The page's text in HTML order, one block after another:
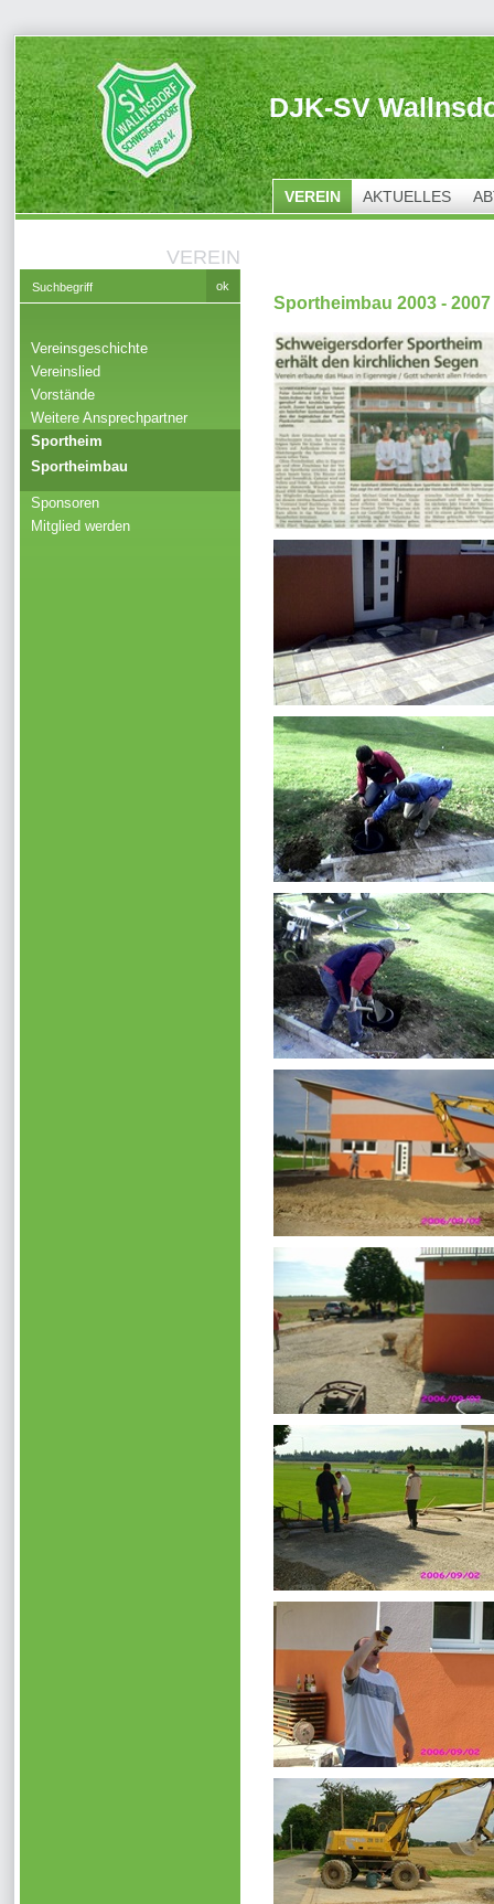
DJK-SV
VEREIN AKTUELLES
VEREIN
Vereinsgeschichte
Vereinslied
Vorstände
Weitere Ansprechpartner
Sportheim
Sportheimbau
Sponsoren
Mitglied werden
Sportheimbau 2003 - 2007